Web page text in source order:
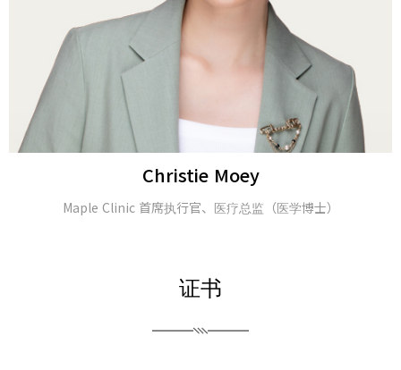
Alina Tomasheva
皮肤科医生
证书